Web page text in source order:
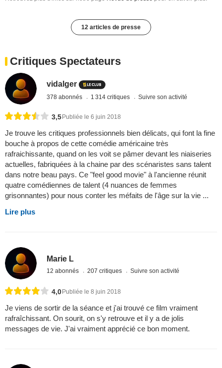
12 articles de presse
Critiques Spectateurs
vidalger
378 abonnés 1 314 critiques Suivre son activité
3,5 Publiée le 6 juin 2018
Je trouve les critiques professionnels bien délicats, qui font la fine
bouche à propos de cette comédie américaine très
rafraichissante, quand on les voit se pâmer devant les niaiseries
actuelles, fabriquées à la chaine par des scénaristes sans talent
dans notre beau pays. Ce "feel good movie" à l'ancienne réunit
quatre comédiennes de talent (4 nuances de femmes
grisonnantes) pour nous conter les méfaits de l'âge sur la vie ...
Lire plus
Marie L
12 abonnés 207 critiques Suivre son activité
4,0Publiée le 8 juin 2018
Je viens de sortir de la séance et j'ai trouvé ce film vraiment
rafraîchissant. On sourit, on s'y retrouve et il y a de jolis
messages de vie. J'ai vraiment apprécié ce bon moment.